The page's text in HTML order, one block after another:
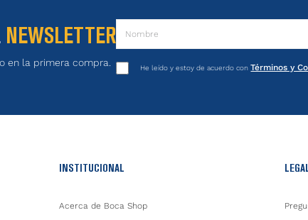
NEWSLETTER
en la primera compra. He leído y estoy de acuerdo conTérminos y
INSTITUCIONAL
Acerca de Boca Shop